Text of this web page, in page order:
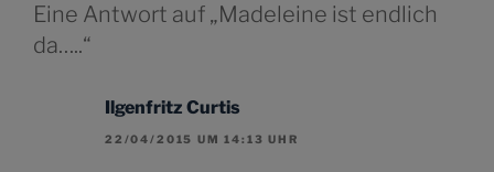
Eine Antwort auf „Madeleine ist endlich
da…..“
Ilgenfritz Curtis
22/04/2015 UM 14:13 UHR